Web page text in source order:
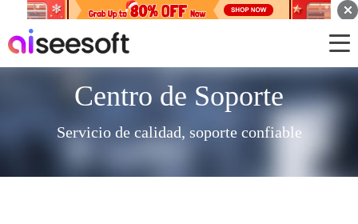
Centro de Soporte
Servicio de calidad, soporte confiable